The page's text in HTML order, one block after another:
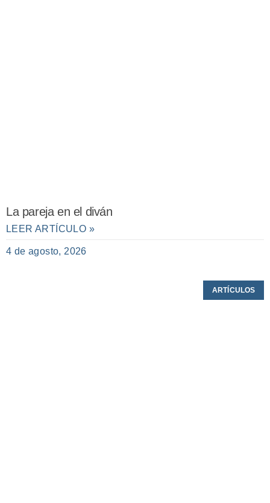
La pareja en el diván
LEER ARTÍCULO »
4 de agosto, 2026
ARTÍCULOS